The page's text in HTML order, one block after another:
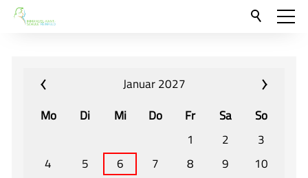
Neu hier?
Für Eltern und Schüler
Veranstaltungen und Termine
Januar 2027
Mo
Di Mi Do Fr Sa
So
1
2
3
4
5 6 7 8 9
10